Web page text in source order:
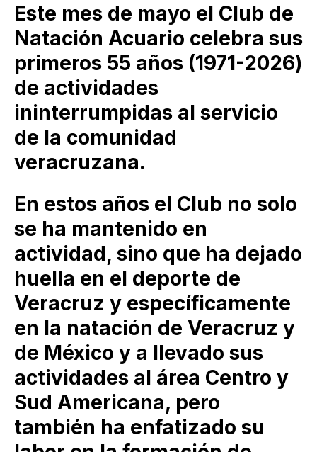
Este mes de mayo el Club de
Natación Acuario celebra sus
primeros 55 años (1971-2026)
de actividades
ininterrumpidas al servicio
de la comunidad
veracruzana.
En estos años el Club no solo
se ha mantenido en
actividad, sino que ha dejado
huella en el deporte de
Veracruz y específicamente
en la natación de Veracruz y
de México y a llevado sus
actividades al área Centro y
Sud Americana, pero
también ha enfatizado su